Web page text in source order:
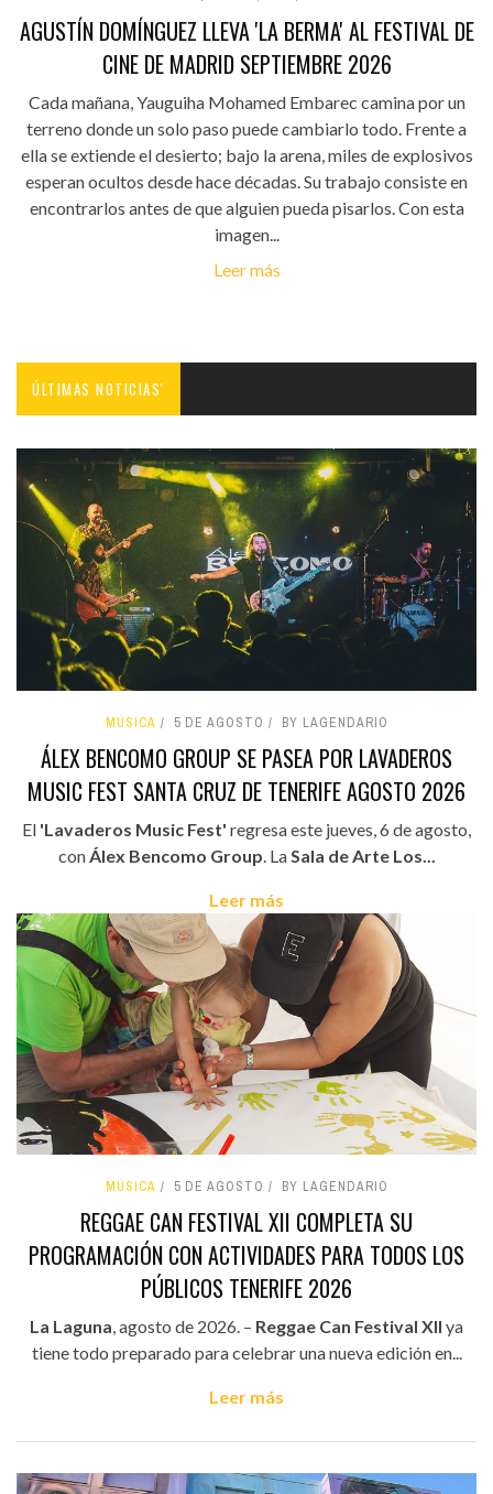
AGUSTÍN DOMÍNGUEZ LLEVA 'LA BERMA' AL FESTIVAL DE
CINE DE MADRID SEPTIEMBRE 2026
Cada mañana, Yauguiha Mohamed Embarec camina por un
terreno donde un solo paso puede cambiarlo todo. Frente a
ella se extiende el desierto; bajo la arena, miles de explosivos
esperan ocultos desde hace décadas. Su trabajo consiste en
encontrarlos antes de que alguien pueda pisarlos. Con esta
imagen...
Leer más
ÚLTIMAS NOTICIAS'
MÚSICA 5 DE AGOSTO BY LAGENDARIO
ÁLEX BENCOMO GROUP SE PASEA POR LAVADEROS
MUSIC FEST SANTA CRUZ DE TENERIFE AGOSTO 2026
El 'Lavaderos Music Fest' regresa este jueves, 6 de agosto,
con Álex Bencomo Group . La Sala de Arte Los...
Leer más
MÚSICA 5 DE AGOSTO BY LAGENDARIO
REGGAE CAN FESTIVAL XII COMPLETA SU
PROGRAMACIÓN CON ACTIVIDADES PARA TODOS LOS
PÚBLICOS TENERIFE 2026
La Laguna, agosto de 2026. – Reggae Can Festival XII ya
tiene todo preparado para celebrar una nueva edición en...
Leer más